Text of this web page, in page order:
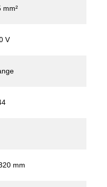
mm²
V
mm